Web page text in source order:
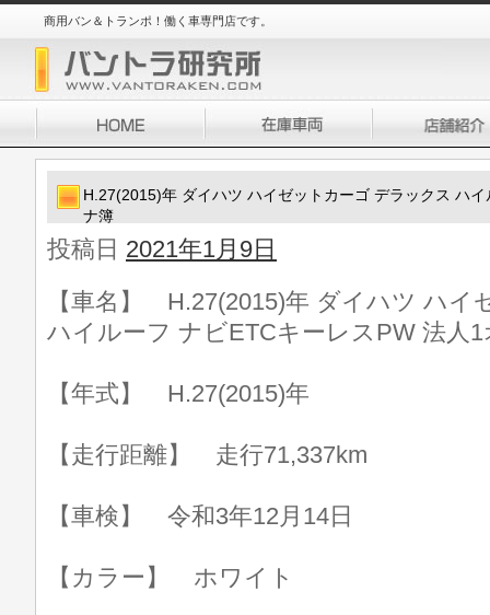
商用バン＆トランポ！働く車専門店です。
H.27(2015)年 ダイハツ ハイゼットカーゴ デラックス ハ
ナ簿
投稿日 2021年1月9日
【車名】 H.27(2015)年 ダイハツ ハイ
ハイルーフ ナビETCキーレスPW 法人
【年式】 H.27(2015)年
【走行距離】 走行71,337km
【車検】 令和3年12月14日
【カラー】 ホワイト